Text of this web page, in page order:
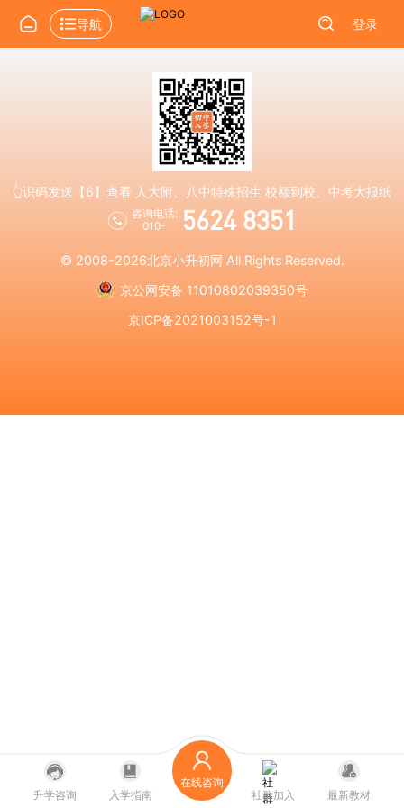
导航 登录
👆识码发送【6】查看 人大附、八中特殊招生 校额到校、中考大报纸
咨询电话:
010-
5624 8351
© 2008-2026北京小升初网 All Rights Reserved.
京公网安备 11010802039350号
京ICP备2021003152号-1
升学咨询 入学指南
在线咨询
社群加入
最新教材